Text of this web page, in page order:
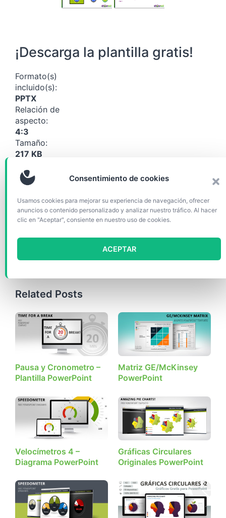
Consentimiento de cookies
Usamos cookies para mejorar su experiencia de navegación, ofrecer
anuncios o contenido personalizado y analizar nuestro tráfico. Al hacer
clic en "Aceptar", consiente en nuestro uso de cookies.
ACEPTAR
¡Descarga la plantilla gratis!
Formato(s)
incluido(s):
PPTX
Relación de
aspecto:
4:3
Tamaño:
217 KB
Descargar
(21029)
Categorías
Gráficos y diagramas
PowerPoint,PPTX
cuantitativos,Termómetro
Related Posts
Pausa y Cronometro –
Plantilla PowerPoint
Matriz GE/McKinsey
PowerPoint
Velocímetros 4 –
Diagrama PowerPoint
Gráficas Circulares
Originales PowerPoint